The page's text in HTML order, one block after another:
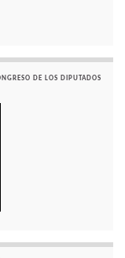
DE LOS DIPUTADOS